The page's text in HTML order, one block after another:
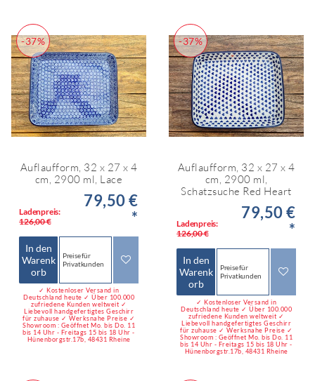
-37%
Auflaufform, 32 x 27 x 4
cm, 2900 ml, Lace
Ladenpreis:
126,00 €
79,50 €
*
In den
Warenk
orb
Preise für
Privatkunden
✓ Kostenloser Versand in
Deutschland heute ✓ Über 100.000
zufriedene Kunden weltweit ✓
Liebevoll handgefertigtes Geschirr
für zuhause ✓ Werksnahe Preise ✓
Showroom : Geöffnet Mo. bis Do. 11
bis 14 Uhr - Freitags 15 bis 18 Uhr -
Hünenborgstr.17b, 48431 Rheine
-37%
Auflaufform, 32 x 27 x 4
cm, 2900 ml,
Schatzsuche Red Heart
Ladenpreis:
126,00 €
79,50 €
*
In den
Warenk
orb
Preise für
Privatkunden
✓ Kostenloser Versand in
Deutschland heute ✓ Über 100.000
zufriedene Kunden weltweit ✓
Liebevoll handgefertigtes Geschirr
für zuhause ✓ Werksnahe Preise ✓
Showroom : Geöffnet Mo. bis Do. 11
bis 14 Uhr - Freitags 15 bis 18 Uhr -
Hünenborgstr.17b, 48431 Rheine